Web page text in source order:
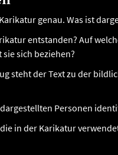
genau. Was ist
entstanden? Auf
sich beziehen?
steht der Text zu der
Personen
in der Karikatur